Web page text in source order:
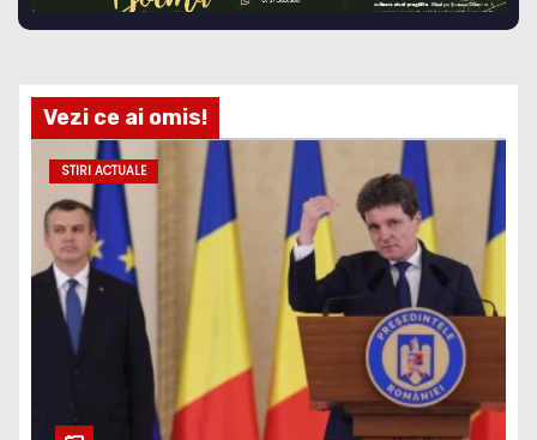
Vezi ce ai omis!
STIRI ACTUALE